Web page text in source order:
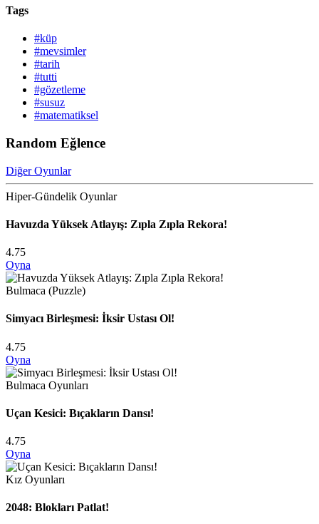
Tags
#küp
#mevsimler
#tarih
#tutti
#gözetleme
#susuz
#matematiksel
Random Eğlence
Diğer Oyunlar
Hiper-Gündelik Oyunlar
Havuzda Yüksek Atlayış: Zıpla Zıpla Rekora!
4.75
Oyna
Bulmaca (Puzzle)
Simyacı Birleşmesi: İksir Ustası Ol!
4.75
Oyna
Bulmaca Oyunları
Uçan Kesici: Bıçakların Dansı!
4.75
Oyna
Kız Oyunları
2048: Blokları Patlat!